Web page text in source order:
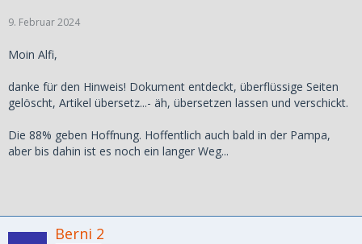
9. Februar 2024
Moin Alfi,
danke für den Hinweis! Dokument entdeckt, überflüssige Seiten
gelöscht, Artikel übersetz...- äh, übersetzen lassen und verschickt.
Die 88% geben Hoffnung. Hoffentlich auch bald in der Pampa,
aber bis dahin ist es noch ein langer Weg...
Berni 2